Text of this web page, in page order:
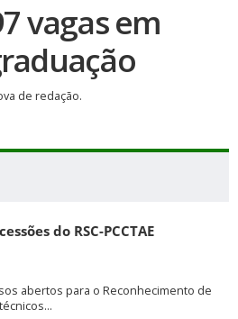
vagas em
de redação.
do RSC-PCCTAE
abertos para o Reconhecimento de